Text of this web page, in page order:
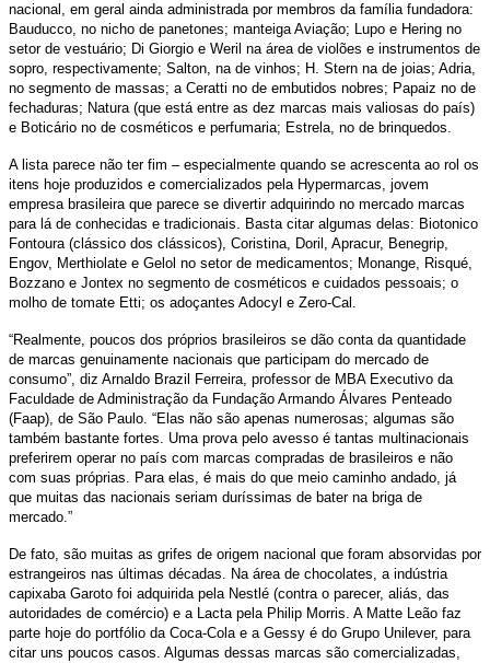
nacional, em geral ainda administrada por membros da família fundadora:
Bauducco, no nicho de panetones; manteiga Aviação; Lupo e Hering no
setor de vestuário; Di Giorgio e Weril na área de violões e instrumentos de
sopro, respectivamente; Salton, na de vinhos; H. Stern na de joias; Adria,
no segmento de massas; a Ceratti no de embutidos nobres; Papaiz no de
fechaduras; Natura (que está entre as dez marcas mais valiosas do país)
e Boticário no de cosméticos e perfumaria; Estrela, no de brinquedos.
A lista parece não ter fim – especialmente quando se acrescenta ao rol os
itens hoje produzidos e comercializados pela Hypermarcas, jovem
empresa brasileira que parece se divertir adquirindo no mercado marcas
para lá de conhecidas e tradicionais. Basta citar algumas delas: Biotonico
Fontoura (clássico dos clássicos), Coristina, Doril, Apracur, Benegrip,
Engov, Merthiolate e Gelol no setor de medicamentos; Monange, Risqué,
Bozzano e Jontex no segmento de cosméticos e cuidados pessoais; o
molho de tomate Etti; os adoçantes Adocyl e Zero-Cal.
“Realmente, poucos dos próprios brasileiros se dão conta da quantidade
de marcas genuinamente nacionais que participam do mercado de
consumo”, diz Arnaldo Brazil Ferreira, professor de MBA Executivo da
Faculdade de Administração da Fundação Armando Álvares Penteado
(Faap), de São Paulo. “Elas não são apenas numerosas; algumas são
também bastante fortes. Uma prova pelo avesso é tantas multinacionais
preferirem operar no país com marcas compradas de brasileiros e não
com suas próprias. Para elas, é mais do que meio caminho andado, já
que muitas das nacionais seriam duríssimas de bater na briga de
mercado.”
De fato, são muitas as grifes de origem nacional que foram absorvidas por
estrangeiros nas últimas décadas. Na área de chocolates, a indústria
capixaba Garoto foi adquirida pela Nestlé (contra o parecer, aliás, das
autoridades de comércio) e a Lacta pela Philip Morris. A Matte Leão faz
parte hoje do portfólio da Coca-Cola e a Gessy é do Grupo Unilever, para
citar uns poucos casos. Algumas dessas marcas são comercializadas,